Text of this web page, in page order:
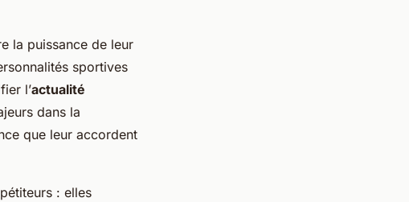
la puissance de leur
sportives
l’actualité
dans la
que leur accordent
: elles